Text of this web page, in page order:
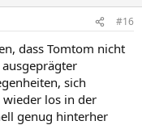
#16
dass Tomtom nicht
sich
los in der
genug hinterher